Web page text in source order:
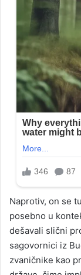
Naprotiv, on se
posebno u
dešavali slični
sagovornici iz
zvaničnike kao